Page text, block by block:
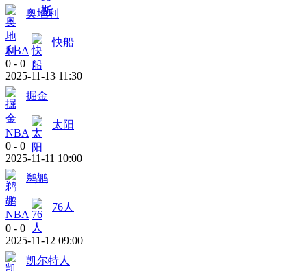
奥地利
NBA
快船
0 - 0
2025-11-13 11:30
掘金
NBA
太阳
0 - 0
2025-11-11 10:00
鹈鹕
NBA
76人
0 - 0
2025-11-12 09:00
凯尔特人